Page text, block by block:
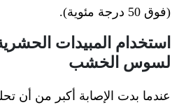
(فوق 50 درجة مئوية).
استخدام المبيدات
لسوس الخشب
عندما بدت الإصابة أكبر من أن